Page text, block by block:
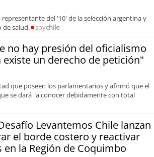
del '10' de la selección argentina y
de salud.
soychile
no hay presión del oficialismo
un derecho de petición"
que poseen los parlamentarios y afirmó que el
se dará "a conocer debidamente con total
Levantemos Chile lanzan
el borde costero y reactivar
la Región de Coquimbo